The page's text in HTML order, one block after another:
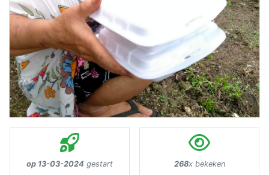
op 13-03-2024 gestart 268x bekeken